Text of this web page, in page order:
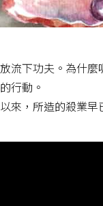
流下功夫。為什
行動。
來，所造的殺業